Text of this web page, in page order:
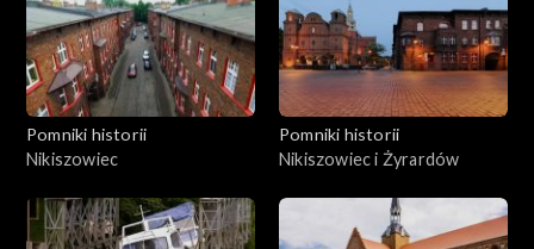
Pomniki historii
Nikiszowiec
Pomniki historii
Nikiszowiec i Żyrardów